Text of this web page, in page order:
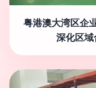
粤港澳大湾区企
深化区